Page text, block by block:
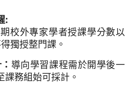
:
校外專家學者授課學分數以
獨授整門課。
導向學習課程需於開學後一
課務組始可採計。